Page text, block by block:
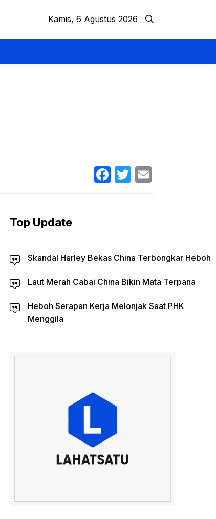
Kamis, 6 Agustus 2026
Facebook
Twitter
Top Update
Skandal Harley Bekas China Terbongkar Heboh
Laut Merah Cabai China Bikin Mata Terpana
Heboh Serapan Kerja Melonjak Saat PHK
Menggila